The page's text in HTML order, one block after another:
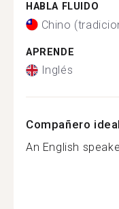
HABLA FLUIDO
Chino
APRENDE
Inglés
Compañero
An English